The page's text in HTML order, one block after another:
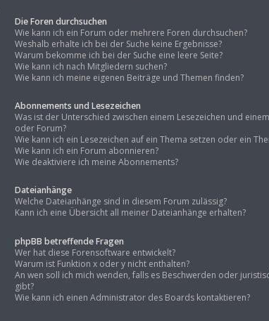
Die Foren durchsuchen
Wie kann ich ein Forum oder mehrere Foren durchsuchen?
Weshalb erhalte ich bei der Suche keine Ergebnisse?
Warum bekomme ich bei der Suche eine leere Seite?
Wie kann ich nach Mitgliedern suchen?
Wie kann ich meine eigenen Beiträge und Themen finden?
Abonnements und Lesezeichen
Was ist der Unterschied zwischen einem Lesezeichen und
oder Forum?
Wie kann ich ein Lesezeichen auf ein Thema setzen oder ein
Wie kann ich ein Forum abonnieren?
Wie deaktiviere ich meine Abonnements?
Dateianhänge
Welche Dateianhänge sind in diesem Forum zulässig?
Kann ich eine Übersicht all meiner Dateianhänge erhalten?
phpBB betreffende Fragen
Wer hat diese Forensoftware entwickelt?
Warum ist Funktion x oder y nicht enthalten?
An wen soll ich mich wenden, falls es Beschwerden oder
gibt?
Wie kann ich einen Administrator des Boards kontaktieren?